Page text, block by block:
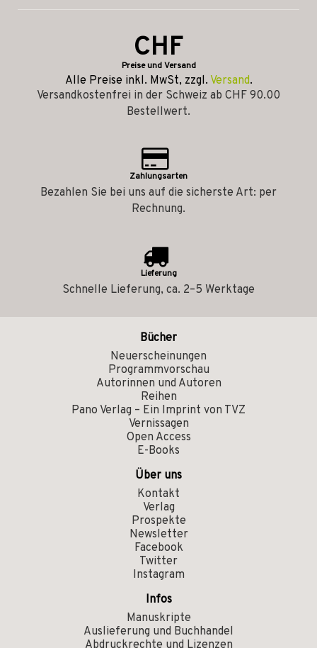
CHF
Preise und Versand
Alle Preise inkl. MwSt, zzgl. Versand.
Versandkostenfrei in der Schweiz ab CHF 90.00
Bestellwert.
Zahlungsarten
Bezahlen Sie bei uns auf die sicherste Art: per
Rechnung.
Lieferung
Schnelle Lieferung, ca. 2–5 Werktage
Bücher
Neuerscheinungen
Programmvorschau
Autorinnen und Autoren
Reihen
Pano Verlag – Ein Imprint von TVZ
Vernissagen
Open Access
E-Books
Über uns
Kontakt
Verlag
Prospekte
Newsletter
Facebook
Twitter
Instagram
Infos
Manuskripte
Auslieferung und Buchhandel
Abdruckrechte und Lizenzen